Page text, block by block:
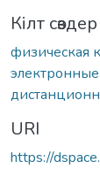
Кілт сөздер
физическая
URI
https://